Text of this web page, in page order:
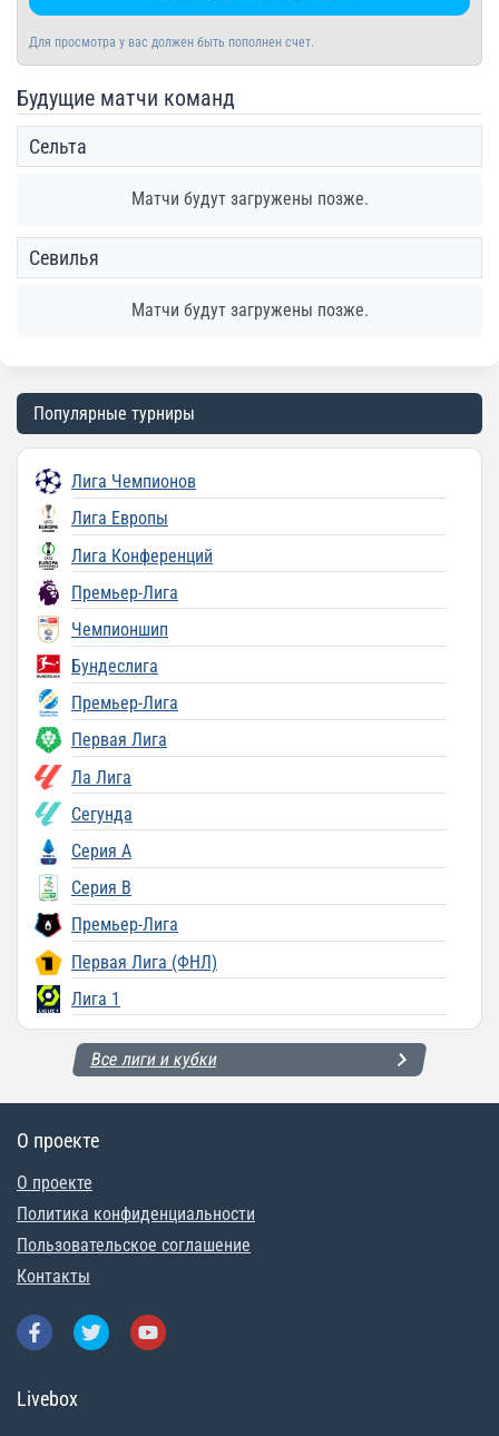
Для просмотра у вас должен быть пополнен счет.
Будущие матчи команд
Сельта
Матчи будут загружены позже.
Севилья
Матчи будут загружены позже.
Популярные турниры
Лига Чемпионов
Лига Европы
Лига Конференций
Премьер-Лига
Чемпионшип
Бундеслига
Премьер-Лига
Первая Лига
Ла Лига
Сегунда
Серия A
Серия B
Премьер-Лига
Первая Лига (ФНЛ)
Лига 1
Все лиги и кубки
О проекте
О проекте
Политика конфиденциальности
Пользовательское соглашение
Контакты
Livebox